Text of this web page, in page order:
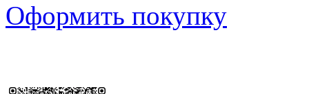
Оформить покупку